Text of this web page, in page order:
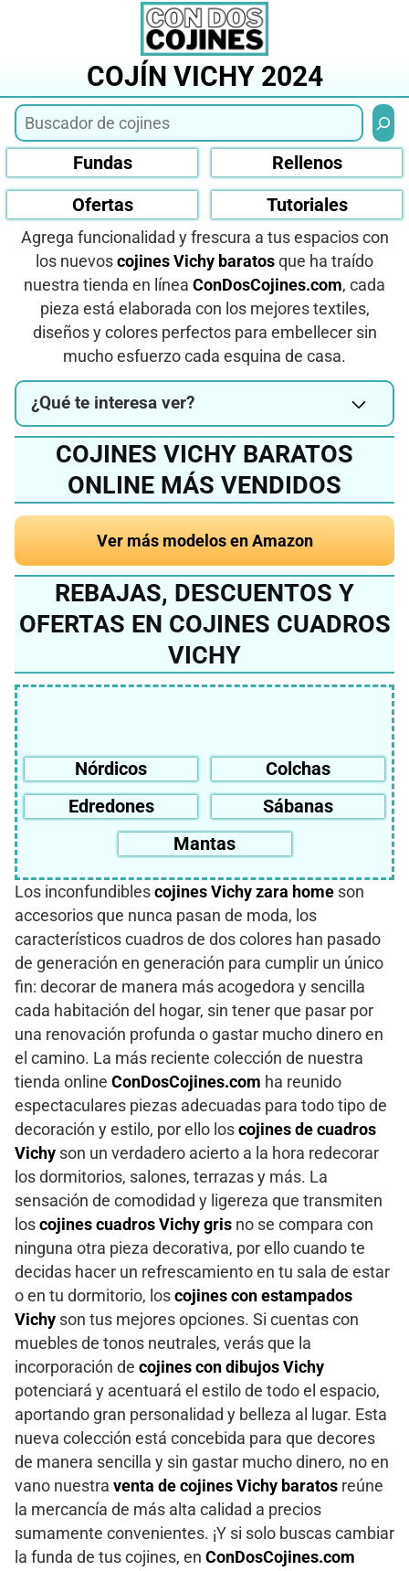
COJÍN VICHY 2024
Fundas
Rellenos
Ofertas
Tutoriales
Agrega funcionalidad y frescura a tus espacios con
los nuevos cojines Vichy baratos que ha traído
nuestra tienda en línea ConDosCojines.com, cada
pieza está elaborada con los mejores textiles,
diseños y colores perfectos para embellecer sin
mucho esfuerzo cada esquina de casa.
¿Qué te interesa ver?
COJINES VICHY BARATOS
ONLINE MÁS VENDIDOS
Ver más modelos en Amazon
REBAJAS, DESCUENTOS Y
OFERTAS EN COJINES CUADROS
VICHY
Nórdicos
Colchas
Edredones
Sábanas
Mantas
Los inconfundibles cojines Vichy zara home son
accesorios que nunca pasan de moda, los
característicos cuadros de dos colores han pasado
de generación en generación para cumplir un único
fin: decorar de manera más acogedora y sencilla
cada habitación del hogar, sin tener que pasar por
una renovación profunda o gastar mucho dinero en
el camino. La más reciente colección de nuestra
tienda online ConDosCojines.com ha reunido
espectaculares piezas adecuadas para todo tipo de
decoración y estilo, por ello los cojines de cuadros
Vichy son un verdadero acierto a la hora redecorar
los dormitorios, salones, terrazas y más. La
sensación de comodidad y ligereza que transmiten
los cojines cuadros Vichy gris no se compara con
ninguna otra pieza decorativa, por ello cuando te
decidas hacer un refrescamiento en tu sala de estar
o en tu dormitorio, los cojines con estampados
Vichy son tus mejores opciones. Si cuentas con
muebles de tonos neutrales, verás que la
incorporación de cojines con dibujos Vichy
potenciará y acentuará el estilo de todo el espacio,
aportando gran personalidad y belleza al lugar. Esta
nueva colección está concebida para que decores
de manera sencilla y sin gastar mucho dinero, no en
vano nuestra venta de cojines Vichy baratos reúne
la mercancía de más alta calidad a precios
sumamente convenientes. ¡Y si solo buscas cambiar
la funda de tus cojines, en ConDosCojines.com